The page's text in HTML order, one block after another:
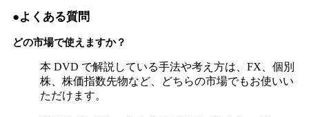
●よくある質問
どの市場で使えますか？
本 DVD で解説している手法や考え方は、FX、個別
株、株価指数先物など、どちらの市場でもお使いい
ただけます。